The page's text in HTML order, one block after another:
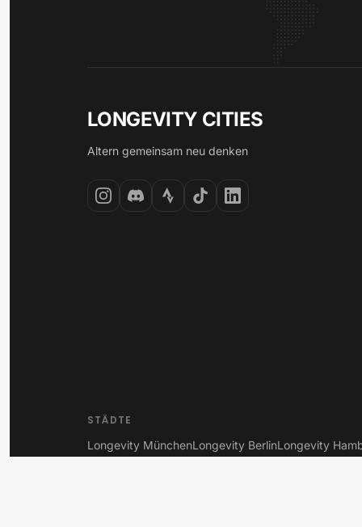
LONGEVITY CITIES
Altern gemeinsam neu denken
STÄDTE
Longevity MünchenLongevity BerlinLongevity